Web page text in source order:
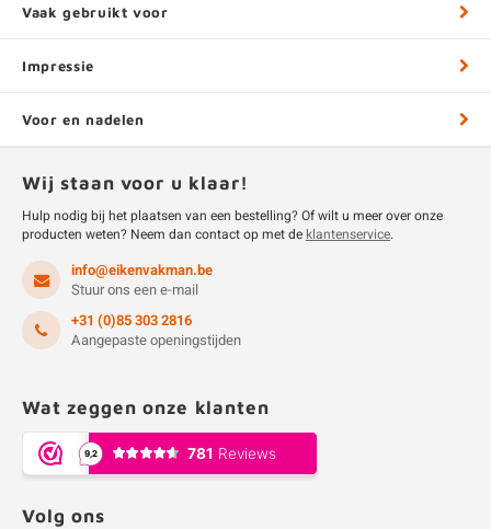
Vaak gebruikt voor
Impressie
Voor en nadelen
Wij staan voor u klaar!
Hulp nodig bij het plaatsen van een bestelling? Of wilt u meer over onze
producten weten? Neem dan contact op met deklantenservice.
info@eikenvakman.be
Stuur ons een e-mail
+31 (0)85 303 2816
Aangepaste openingstijden
Wat zeggen onze klanten
Volg ons